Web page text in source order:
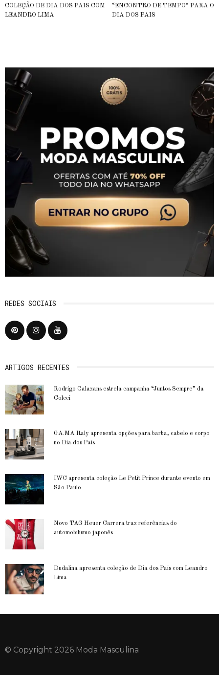
COLEÇÃO DE DIA DOS PAIS COM
LEANDRO LIMA
“ENCONTRO DE TEMPO” PARA O
DIA DOS PAIS
REDES SOCIAIS
ARTIGOS RECENTES
Rodrigo Calazans estrela campanha “Juntos Sempre” da
Colcci
GA.MA Italy apresenta opções para barba, cabelo e corpo
no Dia dos Pais
IWC apresenta coleção Le Petit Prince durante evento em
São Paulo
Novo TAG Heuer Carrera traz referências do
automobilismo japonês
Dudalina apresenta coleção de Dia dos Pais com Leandro
Lima
© Copyright 2026 Moda Masculina